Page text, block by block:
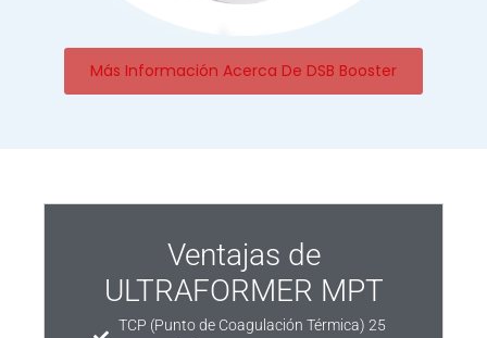
Más Información Acerca De DSB Booster
Ventajas de
ULTRAFORMER MPT
TCP (Punto de Coagulación Térmica) 25